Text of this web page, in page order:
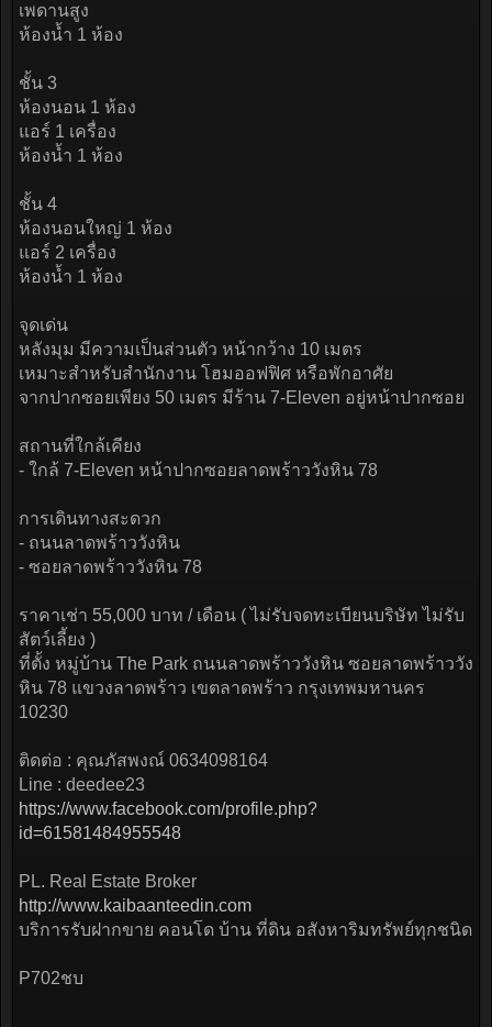
เพดานสูง
ห้องน้ำ 1 ห้อง
ชั้น 3
ห้องนอน 1 ห้อง
แอร์ 1 เครื่อง
ห้องน้ำ 1 ห้อง
ชั้น 4
ห้องนอนใหญ่ 1 ห้อง
แอร์ 2 เครื่อง
ห้องน้ำ 1 ห้อง
จุดเด่น
หลังมุม มีความเป็นส่วนตัว หน้ากว้าง 10 เมตร
เหมาะสำหรับสำนักงาน โฮมออฟฟิศ หรือพักอาศัย
จากปากซอยเพียง 50 เมตร มีร้าน 7-Eleven อยู่หน้าปากซอย
สถานที่ใกล้เคียง
- ใกล้ 7-Eleven หน้าปากซอยลาดพร้าววังหิน 78
การเดินทางสะดวก
- ถนนลาดพร้าววังหิน
- ซอยลาดพร้าววังหิน 78
ราคาเช่า 55,000 บาท / เดือน ( ไม่รับจดทะเบียนบริษัท ไม่รับ
สัตว์เลี้ยง )
ที่ตั้ง หมู่บ้าน The Park ถนนลาดพร้าววังหิน ซอยลาดพร้าววัง
หิน 78 แขวงลาดพร้าว เขตลาดพร้าว กรุงเทพมหานคร
10230
ติดต่อ : คุณภัสพงณ์ 0634098164
Line : deedee23
https://www.facebook.com/profile.php?
id=61581484955548
PL. Real Estate Broker
http://www.kaibaanteedin.com
บริการรับฝากขาย คอนโด บ้าน ที่ดิน อสังหาริมทรัพย์ทุกชนิด
P702ชบ